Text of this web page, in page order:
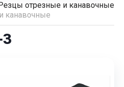
отрезные и канавочные
канавочные
3